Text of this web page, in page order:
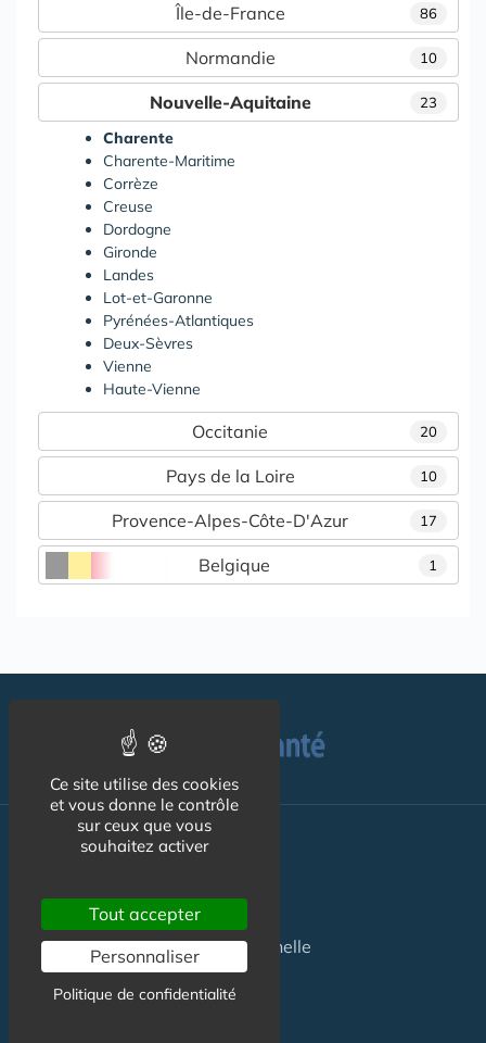
86
Île-de-France
10
Normandie
23
Nouvelle-Aquitaine
Charente
Charente-Maritime
Corrèze
Creuse
Dordogne
Gironde
Landes
Lot-et-Garonne
Pyrénées-Atlantiques
Deux-Sèvres
Vienne
Haute-Vienne
20
Occitanie
10
Pays de la Loire
17
Provence-Alpes-Côte-D'Azur
Belgique 1
Pour lesPatients
Maison de santé
Maison de santé pluriprofessionnelle
Centre de Santé
Ce site utilise des cookies
et vous donne le contrôle
sur ceux que vous
souhaitez activer
Tout accepter
Personnaliser
Politique de confidentialité